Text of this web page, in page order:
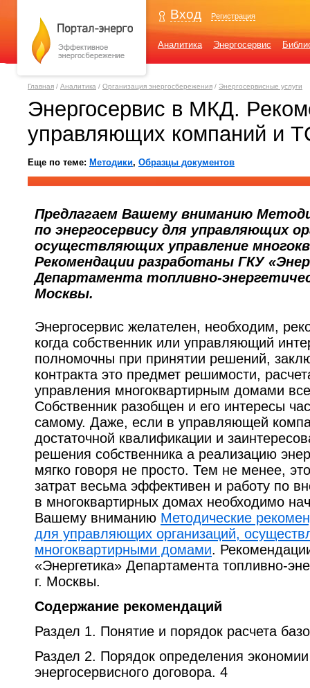
Вход Регистрация
Аналитика Энергосервис
Главная / Аналитика / Организация энергосбережения / Энергосервисные услуги
Энергосервис в МКД.
управляющих компаний и
Еще по теме: Методики, Образцы документов
Предлагаем Вашему вниманию
по энергосервису для управляющих
осуществляющих управление
Рекомендации разработаны ГКУ
Департамента топливно-
Москвы.
Энергосервис желателен, необходим,
когда собственник или управляющий
полномочны при принятии решений,
контракта это предмет решимости,
управления многоквартирным домами
Собственник разобщен и его интересы
самому. Даже, если в управляющей
достаточной квалификации и
решения собственника а реализацию
мягко говоря не просто. Тем не менее,
затрат весьма эффективен и работу по
в многоквартирных домах необходимо
Вашему вниманию Методические
для управляющих организаций,
многоквартирными домами.
«Энергетика» Департамента топливно-
г. Москвы.
Содержание рекомендаций
Раздел 1. Понятие и порядок расчета
Раздел 2. Порядок определения
энергосервисного договора. 4